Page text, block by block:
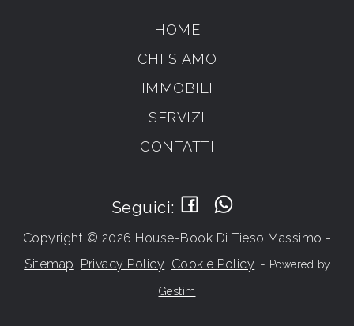
HOME
CHI SIAMO
IMMOBILI
SERVIZI
CONTATTI
Seguici:
Copyright © 2026 House-Book Di Tieso Massimo -
Sitemap Privacy Policy Cookie Policy - Powered by
Gestim